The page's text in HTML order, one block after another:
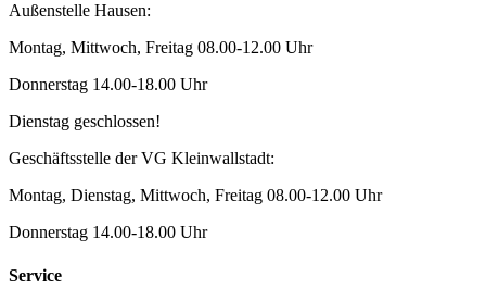
Außenstelle Hausen:
Montag, Mittwoch, Freitag 08.00-12.00 Uhr
Donnerstag 14.00-18.00 Uhr
Dienstag geschlossen!
Geschäftsstelle der VG Kleinwallstadt:
Montag, Dienstag, Mittwoch, Freitag 08.00-12.00 Uhr
Donnerstag 14.00-18.00 Uhr
Service